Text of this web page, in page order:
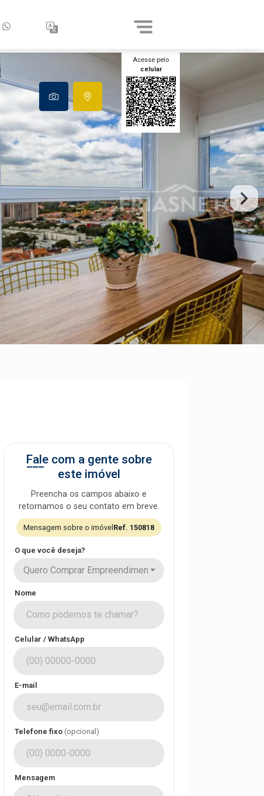
Acesse pelo
celular
Fale com a gente sobre
este imóvel
Preencha os campos abaixo e
retornamos o seu contato em breve.
Mensagem sobre o imóvel Ref. 150818
O que você deseja?
Quero Comprar Empreendimento
Nome
Celular / WhatsApp
E-mail
Telefone fixo (opcional)
Mensagem